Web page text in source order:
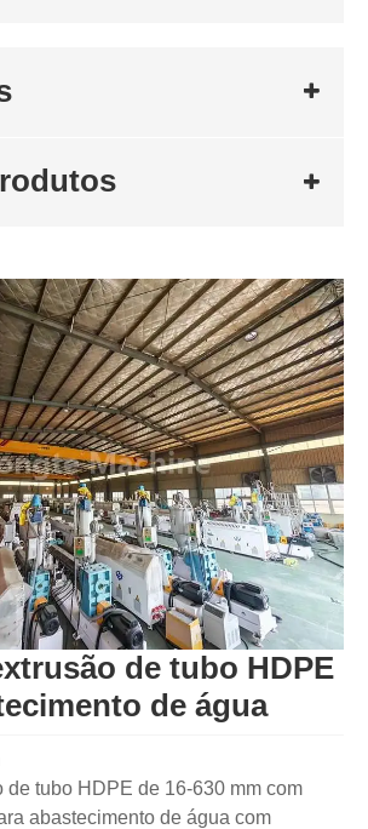
de tubo HDPE
de água
de tubo HDPE de 16-630 mm com
abastecimento de água com